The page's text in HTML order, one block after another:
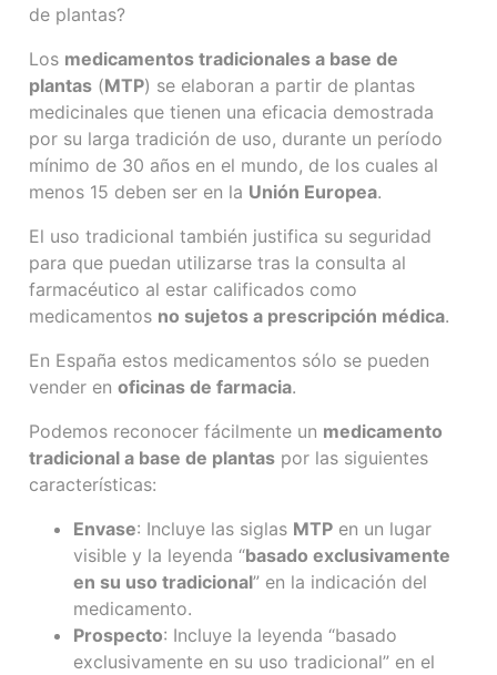
de plantas?
Los medicamentos tradicionales a base de
plantas (MTP) se elaboran a partir de plantas
medicinales que tienen una eficacia demostrada
por su larga tradición de uso, durante un período
mínimo de 30 años en el mundo, de los cuales al
menos 15 deben ser en la Unión Europea.
El uso tradicional también justifica su seguridad
para que puedan utilizarse tras la consulta al
farmacéutico al estar calificados como
medicamentos no sujetos a prescripción médica.
En España estos medicamentos sólo se pueden
vender enoficinas de farmacia.
Podemos reconocer fácilmente un medicamento
tradicional a base de plantas por las siguientes
características:
Envase: Incluye las siglas MTP en un lugar
visible y la leyenda “basado exclusivamente
en su uso tradicional” en la indicación del
medicamento.
Prospecto: Incluye la leyenda “basado
exclusivamente en su uso tradicional” en el